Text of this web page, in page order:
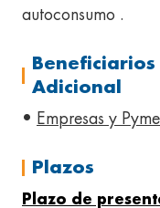
autoconsumo .
Adicional
• Empresas y
Plazos
Plazo de